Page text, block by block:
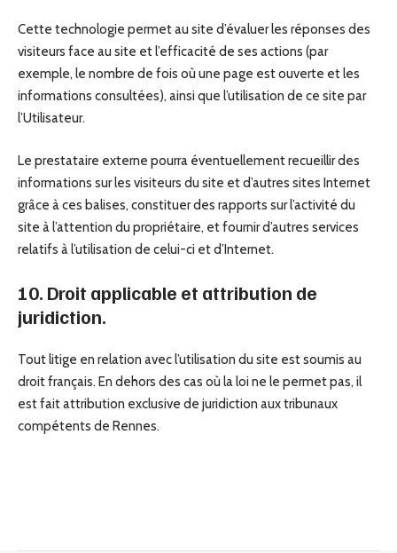
Cette technologie permet au site d’évaluer les réponses des
visiteurs face au site et l’efficacité de ses actions (par
exemple, le nombre de fois où une page est ouverte et les
informations consultées), ainsi que l’utilisation de ce site par
l’Utilisateur.
Le prestataire externe pourra éventuellement recueillir des
informations sur les visiteurs du site et d’autres sites Internet
grâce à ces balises, constituer des rapports sur l’activité du
site à l’attention du propriétaire, et fournir d’autres services
relatifs à l’utilisation de celui-ci et d’Internet.
10. Droit applicable et attribution de
juridiction.
Tout litige en relation avec l’utilisation du site est soumis au
droit français. En dehors des cas où la loi ne le permet pas, il
est fait attribution exclusive de juridiction aux tribunaux
compétents de Rennes.